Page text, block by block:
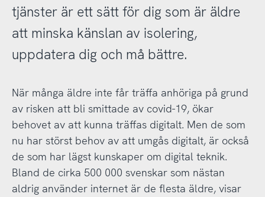
tjänster är ett sätt för dig som är äldre
att minska känslan av isolering,
uppdatera dig och må bättre.
När många äldre inte får träffa anhöriga på grund
av risken att bli smittade av covid-19, ökar
behovet av att kunna träffas digitalt. Men de som
nu har störst behov av att umgås digitalt, är också
de som har lägst kunskaper om digital teknik.
Bland de cirka 500 000 svenskar som nästan
aldrig använder internet är de flesta äldre, visar